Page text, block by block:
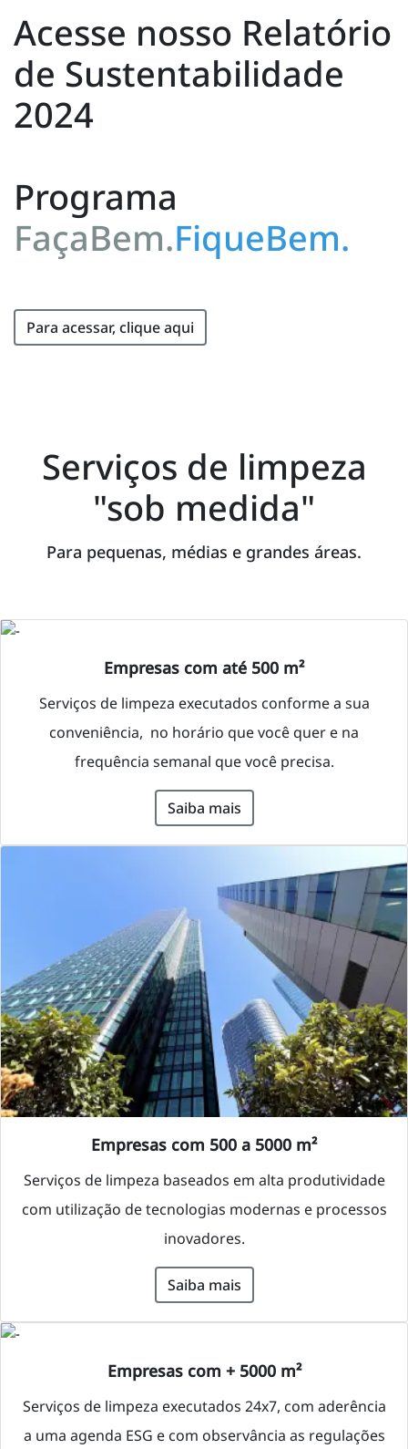
Acesse nosso Relatório
de Sustentabilidade
2024
Programa
FaçaBem.FiqueBem.
Para acessar, clique aqui
Serviços de limpeza
"sob medida"
Para pequenas, médias e grandes áreas.
Empresas com até 500 m²
Serviços de limpeza executados conforme a sua
conveniência, no horário que você quer e na
frequência semanal que você precisa.
Saiba mais
Empresas com 500 a 5000 m²
Serviços de limpeza baseados em alta produtividade
com utilização de tecnologias modernas e processos
inovadores.
Saiba mais
Empresas com + 5000 m²
Serviços de limpeza executados 24x7, com aderência
a uma agenda ESG e com observância as regulações